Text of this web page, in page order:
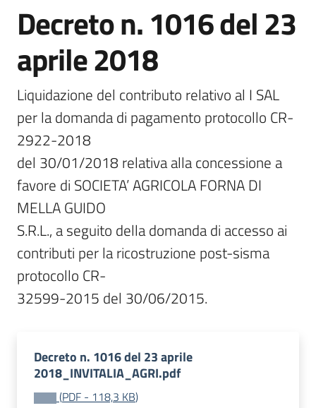
Decreto n. 1016 del 23
aprile 2018
Liquidazione del contributo relativo al I SAL
per la domanda di pagamento protocollo CR-
2922-2018
del 30/01/2018 relativa alla concessione a
favore di SOCIETA’ AGRICOLA FORNA DI
MELLA GUIDO
S.R.L., a seguito della domanda di accesso ai
contributi per la ricostruzione post-sisma
protocollo CR-
32599-2015 del 30/06/2015.
Decreto n. 1016 del 23 aprile
2018_INVITALIA_AGRI.pdf
(PDF - 118,3 KB)